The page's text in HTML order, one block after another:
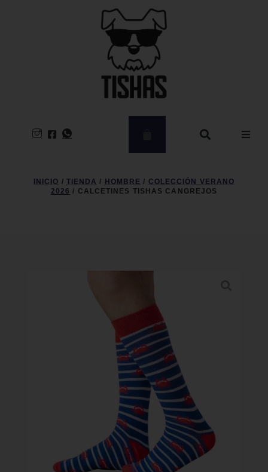
INICIO / TIENDA / HOMBRE / COLECCIÓN VERANO
2026 / CALCETINES TISHAS CANGREJOS